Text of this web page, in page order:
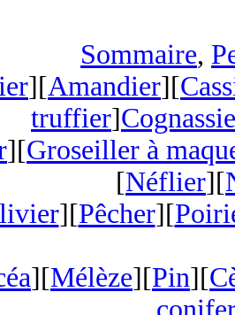
Sommaire,
][Amandier][
truffier]
][Groseiller à
[Néflier][
][Pêcher][
][Mélèze][Pin][